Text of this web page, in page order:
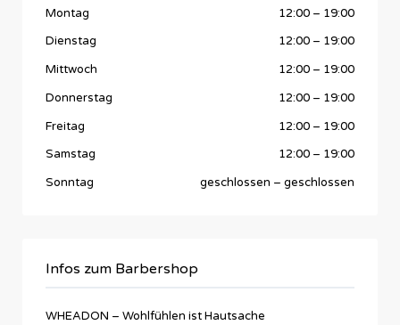
Montag 12:00 – 19:00
Dienstag
12:00 – 19:00
Mittwoch
12:00 – 19:00
Donnerstag
12:00 – 19:00
Freitag
12:00 – 19:00
Samstag
12:00 – 19:00
Sonntag
geschlossen – geschlossen
Infos zum Barbershop
WHEADON – Wohlfühlen ist Hautsache